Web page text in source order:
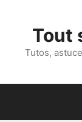
Tout
Tutos,